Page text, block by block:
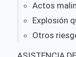
Actos
Explosión
Otros